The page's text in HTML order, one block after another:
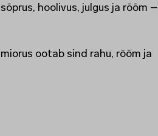
hoolivus, julgus ja rõõm –
ootab sind rahu, rõõm ja